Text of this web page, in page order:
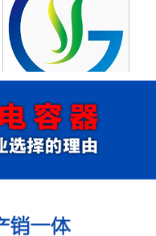
浙江格瑶科技股份有限公司